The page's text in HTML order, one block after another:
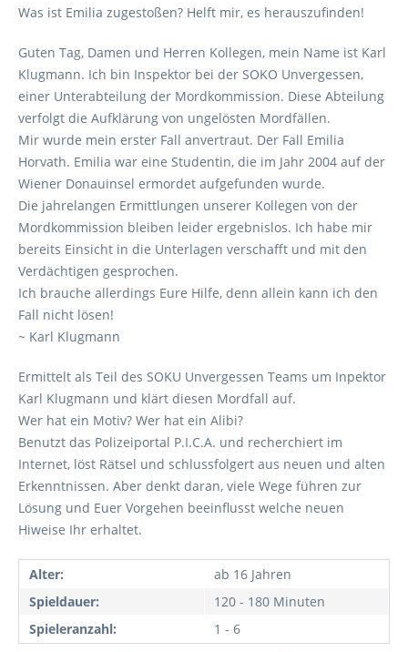
Was ist Emilia zugestoßen? Helft mir, es herauszufinden!
Guten Tag, Damen und Herren Kollegen, mein Name ist Karl
Klugmann. Ich bin Inspektor bei der SOKO Unvergessen,
einer Unterabteilung der Mordkommission. Diese Abteilung
verfolgt die Aufklärung von ungelösten Mordfällen.
Mir wurde mein erster Fall anvertraut. Der Fall Emilia
Horvath. Emilia war eine Studentin, die im Jahr 2004 auf der
Wiener Donauinsel ermordet aufgefunden wurde.
Die jahrelangen Ermittlungen unserer Kollegen von der
Mordkommission bleiben leider ergebnislos. Ich habe mir
bereits Einsicht in die Unterlagen verschafft und mit den
Verdächtigen gesprochen.
Ich brauche allerdings Eure Hilfe, denn allein kann ich den
Fall nicht lösen!
~ Karl Klugmann
Ermittelt als Teil des SOKU Unvergessen Teams um Inpektor
Karl Klugmann und klärt diesen Mordfall auf.
Wer hat ein Motiv? Wer hat ein Alibi?
Benutzt das Polizeiportal P.I.C.A. und recherchiert im
Internet, löst Rätsel und schlussfolgert aus neuen und alten
Erkenntnissen. Aber denkt daran, viele Wege führen zur
Lösung und Euer Vorgehen beeinflusst welche neuen
Hiweise Ihr erhaltet.
Alter:
ab 16 Jahren
Spieldauer:
120 - 180 Minuten
Spieleranzahl:
1 - 6